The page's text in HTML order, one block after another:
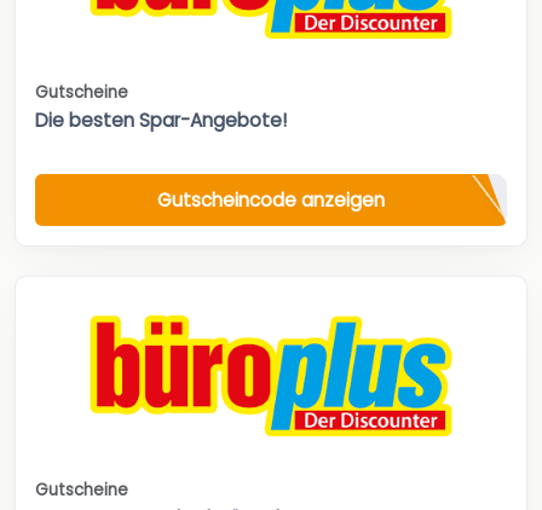
Gutscheine
Die besten Spar-Angebote!
Gutscheincode anzeigen
Gutscheine